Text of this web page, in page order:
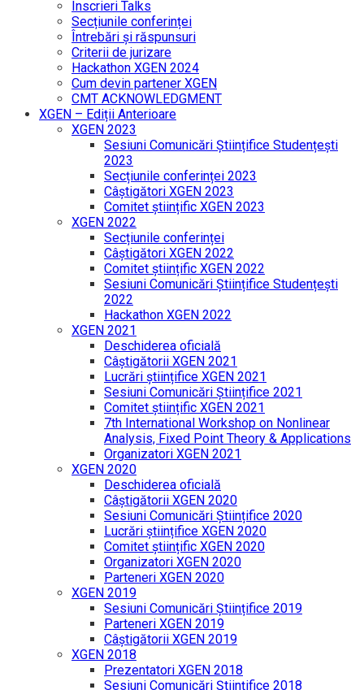
Inscrieri Talks
Secțiunile conferinței
Întrebări și răspunsuri
Criterii de jurizare
Hackathon XGEN 2024
Cum devin partener XGEN
CMT ACKNOWLEDGMENT
XGEN – Ediții Anterioare
XGEN 2023
Sesiuni Comunicări Științifice Studențești
2023
Secțiunile conferinței 2023
Câștigători XGEN 2023
Comitet științific XGEN 2023
XGEN 2022
Secțiunile conferinței
Câștigători XGEN 2022
Comitet științific XGEN 2022
Sesiuni Comunicări Științifice Studențești
2022
Hackathon XGEN 2022
XGEN 2021
Deschiderea oficială
Câștigătorii XGEN 2021
Lucrări științifice XGEN 2021
Sesiuni Comunicări Științifice 2021
Comitet științific XGEN 2021
7th International Workshop on Nonlinear
Analysis, Fixed Point Theory & Applications
Organizatori XGEN 2021
XGEN 2020
Deschiderea oficială
Câștigătorii XGEN 2020
Sesiuni Comunicări Științifice 2020
Lucrări științifice XGEN 2020
Comitet științific XGEN 2020
Organizatori XGEN 2020
Parteneri XGEN 2020
XGEN 2019
Sesiuni Comunicări Științifice 2019
Parteneri XGEN 2019
Câștigătorii XGEN 2019
XGEN 2018
Prezentatori XGEN 2018
Sesiuni Comunicări Științifice 2018